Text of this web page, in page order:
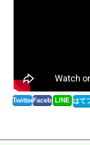
Twitter FacebookLINE はて